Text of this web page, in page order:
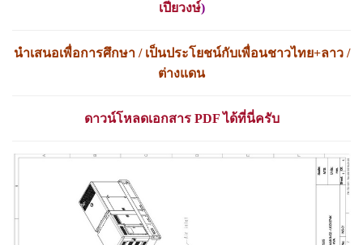
เปียวงษ์)
นำเสนอเพื่อการศึกษา / เป็นประโยชน์กับเพื่อนชาวไทย+ลาว /
ต่างแดน
ดาวน์โหลดเอกสาร PDFได้ที่นี่ครับ